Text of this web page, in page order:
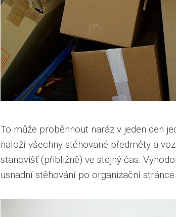
To může proběhnout naráz v jeden den
naloží všechny stěhované předměty a
stanovišť (přibližně) ve stejný čas.
usnadní stěhování po organizační stránce.